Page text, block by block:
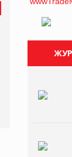
знищення
на складі